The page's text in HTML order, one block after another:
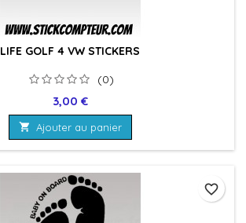
LIFE GOLF 4 VW STICKERS
(0)
Prix
3,00 €
 Ajouter au panier
favorite_border